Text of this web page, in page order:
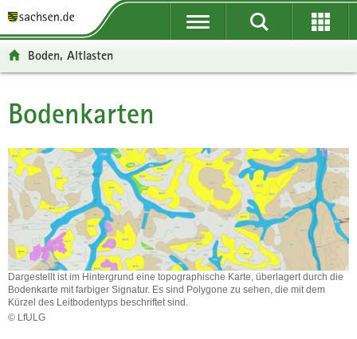
t
ü
e
r
g
r
i
f
e
n
d
t
n
v
i
g
a
i
o
n
p
n
a
l
t
-
e
r
e
i
h
Boden, Altlasten
Hauptinhalt
Bodenkarten
Dargestellt ist im Hintergrund eine topographische Karte, überlagert durch die
Bodenkarte mit farbiger Signatur. Es sind Polygone zu sehen, die mit dem
Kürzel des Leitbodentyps beschriftet sind.
© LfULG